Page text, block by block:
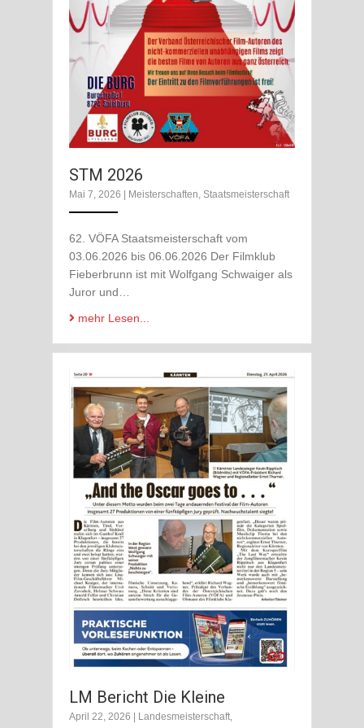
STM 2026
Mai 7, 2026 Meisterschaften, Staatsmeisterschaft
62. VÖFA Staatsmeisterschaft vom
03.06.2026 bis 06.06.2026 Der Filmklub
Fieberbrunn ist mit Wolfgang Schwaiger als
Juror und…
mehr Lesen...
LM Bericht Die Kleine
April 22, 2026 Landesmeisterschaft,